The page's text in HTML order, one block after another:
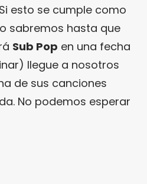
esto se cumple como
sabremos hasta que
Sub Pop en una fecha
llegue a nosotros
de sus canciones
No podemos esperar